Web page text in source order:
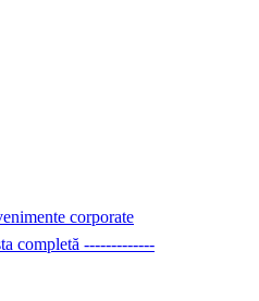
completă -------------